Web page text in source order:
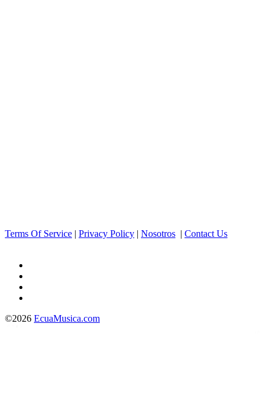
Terms Of Service | Privacy Policy | Nosotros | Contact Us
©2026 EcuaMusica.com